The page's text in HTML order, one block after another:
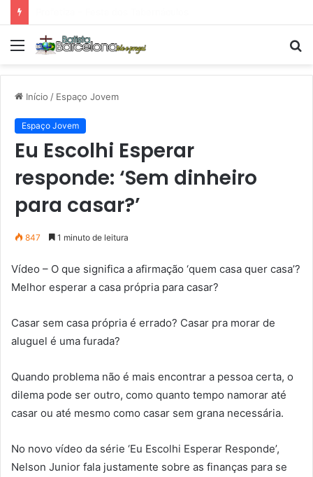
Menu
Início / Espaço Jovem
Espaço Jovem
Eu Escolhi Esperar
responde: ‘Sem dinheiro
para casar?’
847 1 minuto de leitura
Vídeo – O que significa a afirmação ‘quem casa quer casa’?
Melhor esperar a casa própria para casar?
Casar sem casa própria é errado? Casar pra morar de
aluguel é uma furada?
Quando problema não é mais encontrar a pessoa certa, o
dilema pode ser outro, como quanto tempo namorar até
casar ou até mesmo como casar sem grana necessária.
No novo vídeo da série ‘Eu Escolhi Esperar Responde’,
Nelson Junior fala justamente sobre as finanças para se